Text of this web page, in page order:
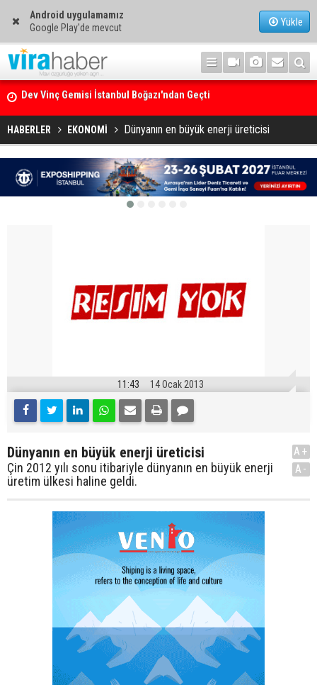
Android uygulamamız
Google Play'de mevcut
Yükle
Dev Vinç Gemisi İstanbul Boğazı'ndan Geçti
Ege Denizi’nin En Büyük Mercan Ormanı
HABERLER EKONOMİ Dünyanın en büyük enerji üreticisi
11:43 14 Ocak 2013
Dünyanın en büyük enerji üreticisi
Çin 2012 yılı sonu itibariyle dünyanın en büyük enerji
üretim ülkesi haline geldi.
A+
A-